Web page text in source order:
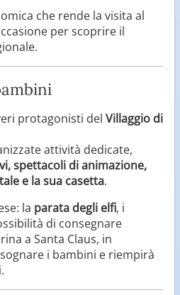
che rende la visita al
per scoprire il
protagonisti del Villaggio di
attività dedicate,
spettacoli di animazione,
e la sua casetta.
la parata degli elfi, i
di consegnare
a Santa Claus, in
i bambini e riempirà